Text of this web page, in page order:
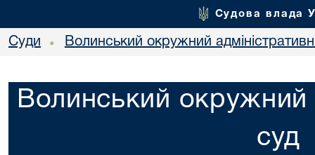
Судова влада
Суди • Волинський окружний
Волинський окружний
суд